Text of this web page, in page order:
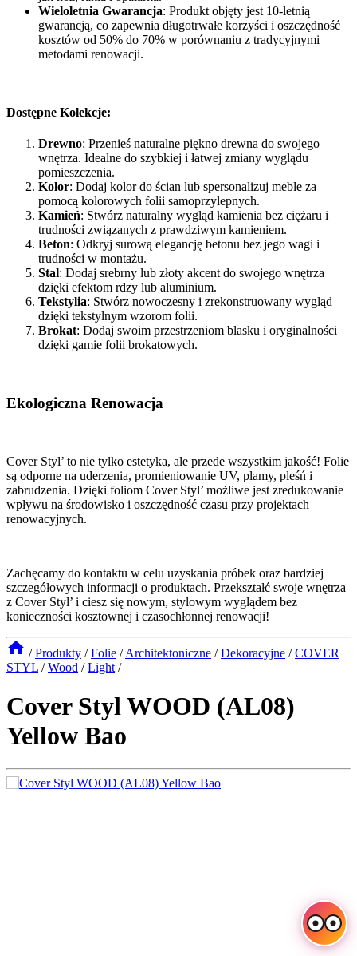
Wieloletnia Gwarancja: Produkt objęty jest 10-letnią
gwarancją, co zapewnia długotrwałe korzyści i oszczędność
kosztów od 50% do 70% w porównaniu z tradycyjnymi
metodami renowacji.
Dostępne Kolekcje:
Drewno: Przenieś naturalne piękno drewna do swojego
wnętrza. Idealne do szybkiej i łatwej zmiany wyglądu
pomieszczenia.
Kolor: Dodaj kolor do ścian lub spersonalizuj meble za
pomocą kolorowych folii samoprzylepnych.
Kamień: Stwórz naturalny wygląd kamienia bez ciężaru i
trudności związanych z prawdziwym kamieniem.
Beton: Odkryj surową elegancję betonu bez jego wagi i
trudności w montażu.
Stal: Dodaj srebrny lub złoty akcent do swojego wnętrza
dzięki efektom rdzy lub aluminium.
Tekstylia: Stwórz nowoczesny i zrekonstruowany wygląd
dzięki tekstylnym wzorom folii.
Brokat: Dodaj swoim przestrzeniom blasku i oryginalności
dzięki gamie folii brokatowych.
Ekologiczna Renowacja
Cover Styl’ to nie tylko estetyka, ale przede wszystkim jakość! Folie
są odporne na uderzenia, promieniowanie UV, plamy, pleśń i
zabrudzenia. Dzięki foliom Cover Styl’ możliwe jest zredukowanie
wpływu na środowisko i oszczędność czasu przy projektach
renowacyjnych.
Zachęcamy do kontaktu w celu uzyskania próbek oraz bardziej
szczegółowych informacji o produktach. Przekształć swoje wnętrza
z Cover Styl’ i ciesz się nowym, stylowym wyglądem bez
konieczności kosztownej i czasochłonnej renowacji!
/ Produkty / Folie / Architektoniczne / Dekoracyjne / COVER
STYL / Wood / Light /
Cover Styl WOOD (AL08)
Yellow Bao